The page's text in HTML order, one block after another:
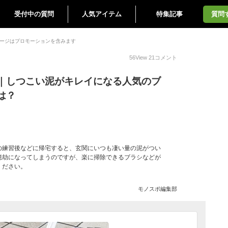
受付中の質問 人気アイテム 特集記事 質問
ジはプロモーションを含みます
56View 21 コメント
しつこい泥がキレイになる人気のブ
？
習後などに帰宅すると、玄関にいつも凄い量の泥がつい
になってしまうのですが、楽に掃除できるブラシなどが
さい。
モノスポ編集部